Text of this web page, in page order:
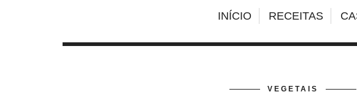
INÍCIO RECEITAS
VEGETAIS